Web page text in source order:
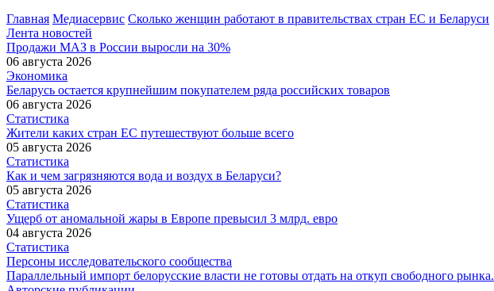
Главная Медиасервис Сколько женщин работают в правительствах стран ЕС и Беларуси
Лента новостей
Продажи МАЗ в России выросли на 30%
06 августа 2026
Экономика
Беларусь остается крупнейшим покупателем ряда российских товаров
06 августа 2026
Статистика
Жители каких стран ЕС путешествуют больше всего
05 августа 2026
Статистика
Как и чем загрязняются вода и воздух в Беларуси?
05 августа 2026
Статистика
Ущерб от аномальной жары в Европе превысил 3 млрд. евро
04 августа 2026
Статистика
Персоны исследовательского сообщества
Параллельный импорт белорусские власти не готовы отдать на откуп свободного рынка.